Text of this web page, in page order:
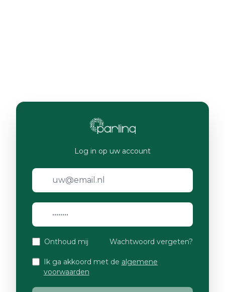
Log in op uw account
Onthoud mij Wachtwoord vergeten?
Ik ga akkoord met de algemene
voorwaarden